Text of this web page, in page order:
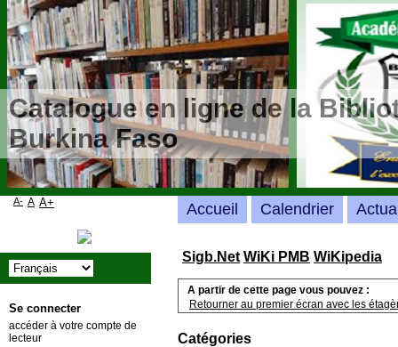
Catalogue en ligne de la
Burkina Faso
Sigb.Net WiKi PMB WiKipedia
A partir de cette page vous pouvez :
Retourner au premier écran avec les
Catégories
Accueil Calendrier
A- A A+
Se connecter
accéder à votre compte de
lecteur